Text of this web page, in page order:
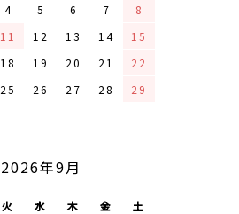
4 5 6 7
8
11 12 13 14
15
18 19 20 21
22
25 26 27 28
29
2026年9月
火 水 木 金
土